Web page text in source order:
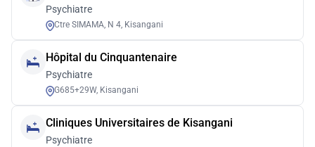
Psychiatre
Ctre SIMAMA, N 4, Kisangani
Hôpital du Cinquantenaire
Psychiatre
G685+29W, Kisangani
Cliniques Universitaires de Kisangani
Psychiatre